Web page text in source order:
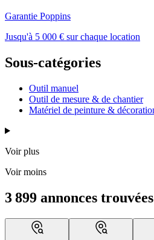
Garantie Poppins
Jusqu'à 5 000 € sur chaque location
Sous-catégories
Outil manuel
Outil de mesure & de chantier
Matériel de peinture &
Voir plus
Voir moins
3 899 annonces trouvées